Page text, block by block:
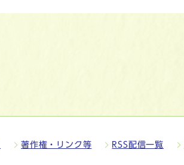
著作権・リンク等 RSS配信一覧